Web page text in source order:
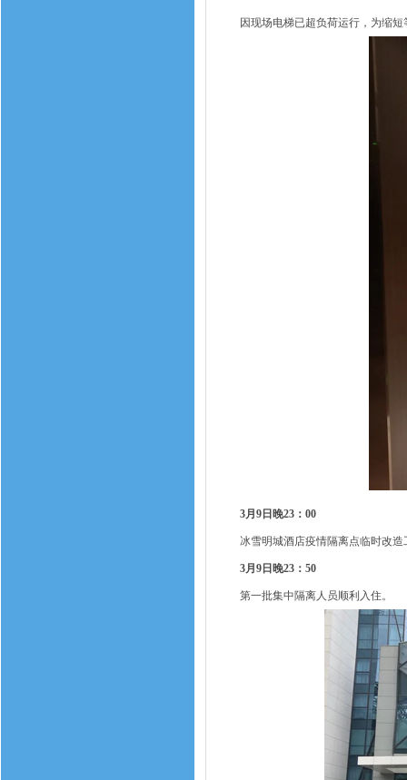
因现场电梯已超负荷运行，为缩短
3月9日晚23：00
冰雪明城酒店疫情隔离点临时改造
3月9日晚23：50
第一批集中隔离人员顺利入住。